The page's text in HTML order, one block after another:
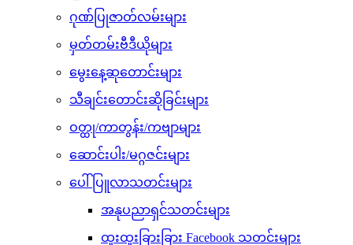
ဂုဏ်ပြုဇာတ်လမ်းများ
မှတ်တမ်းဗီဒီယိုများ
မွေးနေ့ဆုတောင်းများ
သီချင်းတောင်းဆိုခြင်းများ
ဝတ္ထု/ကာတွန်း/ကဗျာများ
ဆောင်းပါး/မဂ္ဂဇင်းများ
ပေါ်ပြူလာသတင်းများ
အနုပညာရှင်သတင်းများ
ထူးထူးခြားခြား Facebook သတင်းများ